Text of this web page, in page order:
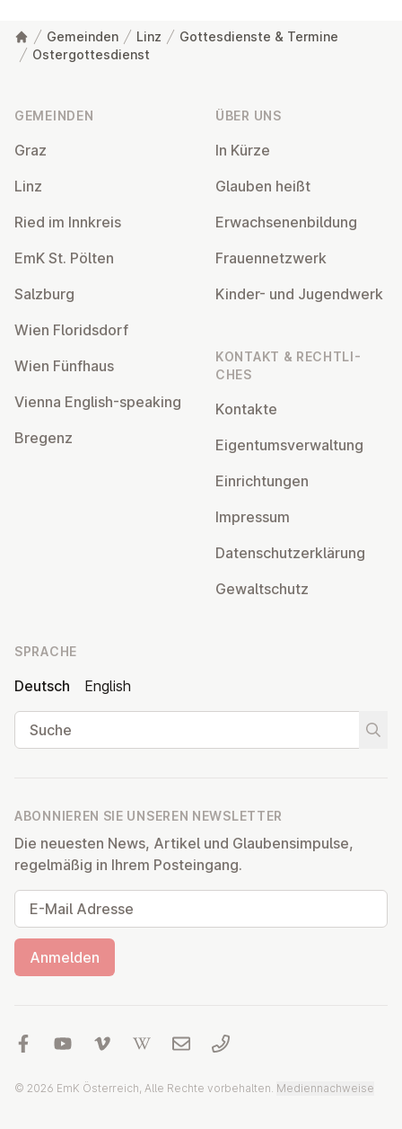
Gemeinden Linz
Gottesdienste & Termine
Ostergottesdienst
GEMEINDEN
Graz
Linz
Ried im Innkreis
EmK St. Pölten
Salzburg
Wien Flo­rids­dorf
Wien Fünfhaus
Vienna English-speaking
Bregenz
ÜBER UNS
In Kürze
Glauben heißt
Er­wach­se­nen­bil­dung
Frau­en­netz­werk
Kinder- und Ju­gend­werk
KONTAKT & RECHT­LI­
CHES
Kontakte
Ei­gen­tums­ver­wal­tung
Ein­rich­tun­gen
Impressum
Da­ten­schutz­er­klä­rung
Ge­walt­schutz
SPRACHE
Deutsch
English
Suche
ABONNIEREN SIE UNSEREN NEWSLETTER
Die neuesten News, Artikel und Glaubensimpulse,
regelmäßig in Ihrem Posteingang.
E-Mail Adresse
Anmelden
© 2026 EmK Österreich, Alle Rechte vorbehalten. Mediennachweise